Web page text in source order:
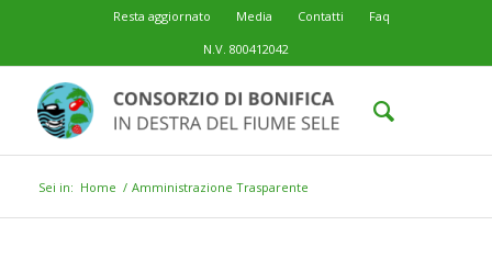
Resta aggiornato Media Contatti
Faq
N.V. 800412042
Sei in: Home / Amministrazione Trasparente